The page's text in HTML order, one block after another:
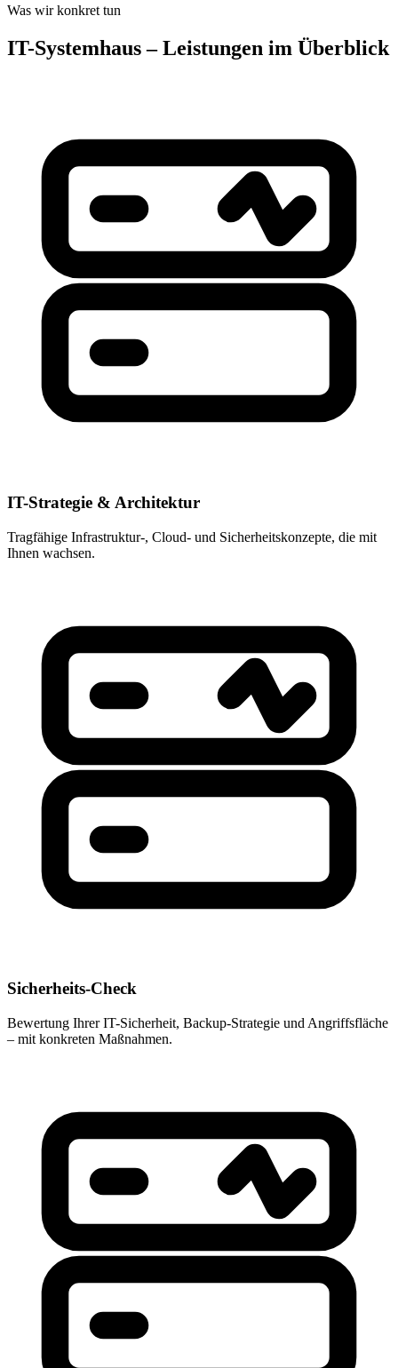
Was wir konkret tun
IT-Systemhaus – Leistungen im Überblick
IT-Strategie & Architektur
Tragfähige Infrastruktur-, Cloud- und Sicherheitskonzepte, die mit
Ihnen wachsen.
Sicherheits-Check
Bewertung Ihrer IT-Sicherheit, Backup-Strategie und Angriffsfläche
– mit konkreten Maßnahmen.